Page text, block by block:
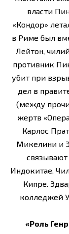
власти
«Кондор»
в Риме был
Лейтон,
противник
убит при
дел в
(между
жертв
Карлос
Микелини и
Индокитае,
Кипре.
колледжей
«Роль